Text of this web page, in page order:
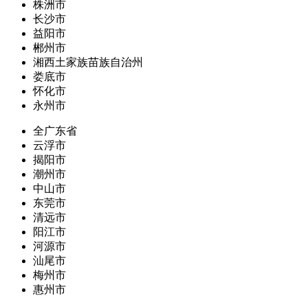
株洲市
长沙市
益阳市
郴州市
湘西土家族苗族自治州
娄底市
怀化市
永州市
全广东省
云浮市
揭阳市
潮州市
中山市
东莞市
清远市
阳江市
河源市
汕尾市
梅州市
惠州市